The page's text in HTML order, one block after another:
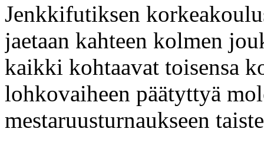
Jenkkifutiksen
jaetaan kahteen kolmen
kaikki kohtaavat toisensa
lohkovaiheen päätyttyä
mestaruusturnaukseen